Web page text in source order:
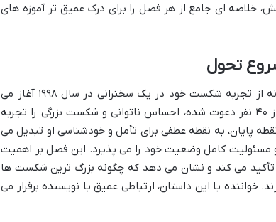
خلاصه ای جامع از هر فصل را برای درک عمیق تر آموزه های
تحول
در مقدمه کتاب، اد مایلت با داستانی شخصی و صادقانه از تجربه شکست خود در یک سخنرانی در سال ۱۹۹۸ آغاز می
کند. او شرح می دهد که چگونه با تنها ۸ نفر مخاطب از ۴۰ نفر دعوت شده، احساس ناتوانی و شکست بزرگی را تجربه
پایان، به نقطه عطفی برای تأمل و خودشناسی او تبدیل می
مسئولیت کامل وضعیت خود را می پذیرد. این فصل بر اهمیت
می کند و نشان می دهد که چگونه بزرگ ترین شکست ها
خواننده با این داستان، ارتباطی عمیق با نویسنده برقرار می